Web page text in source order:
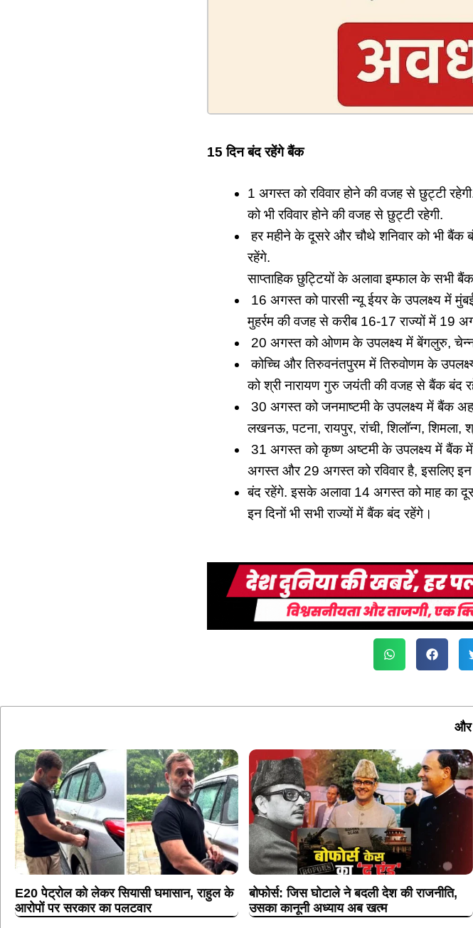
15 दिन बंद रहेंगे बैंक
1 अगस्‍त को रव‍िवार होने की वजह से छुट्टी
को भी रविवार होने की वजह से छुट्टी रहेगी.
हर महीने के दूसरे और चौथे शनिवार को भी
रहेंगे.
साप्‍ताहिक छुट्ट‍ियों के अलावा इम्‍फाल के सभी
16 अगस्‍त को पारसी न्‍यू ईयर के उपलक्ष्‍य में
मुहर्रम की वजह से करीब 16-17 राज्‍यों में 19
20 अगस्‍त को ओणम के उपलक्ष्‍य में बेंगलुरु,
कोच्चि और तिरुवनंतपुरम में तिरुवोणम के
को श्री नारायण गुरु जयंती की वजह से बैंक बंद
30 अगस्‍त को जनमाष्‍टमी के उपलक्ष्‍य में बैंक
लखनऊ, पटना, रायपुर, रांची, शिलॉन्‍ग,
31 अगस्‍त को कृष्‍ण अष्‍टमी के उपलक्ष्‍य में
अगस्त और 29 अगस्त को रविवार है, इसलिए इन
बंद रहेंगे. इसके अलावा 14 अगस्त को माह का
इन दिनों भी सभी राज्यों में बैंक बंद रहेंगे।
और
E20 पेट्रोल को लेकर सियासी घमासान, राहुल के
आरोपों पर सरकार का पलटवार
बोफोर्स: जिस घोटाले ने बदली देश की राजनीति,
उसका कानूनी अध्याय अब खत्म